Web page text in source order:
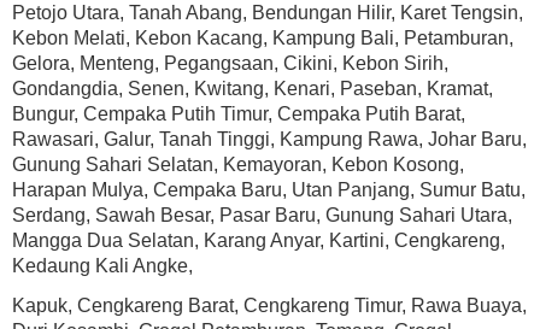
Petojo Utara, Tanah Abang, Bendungan Hilir, Karet Tengsin,
Kebon Melati, Kebon Kacang, Kampung Bali, Petamburan,
Gelora, Menteng, Pegangsaan, Cikini, Kebon Sirih,
Gondangdia, Senen, Kwitang, Kenari, Paseban, Kramat,
Bungur, Cempaka Putih Timur, Cempaka Putih Barat,
Rawasari, Galur, Tanah Tinggi, Kampung Rawa, Johar Baru,
Gunung Sahari Selatan, Kemayoran, Kebon Kosong,
Harapan Mulya, Cempaka Baru, Utan Panjang, Sumur Batu,
Serdang, Sawah Besar, Pasar Baru, Gunung Sahari Utara,
Mangga Dua Selatan, Karang Anyar, Kartini, Cengkareng,
Kedaung Kali Angke,
Kapuk, Cengkareng Barat, Cengkareng Timur, Rawa Buaya,